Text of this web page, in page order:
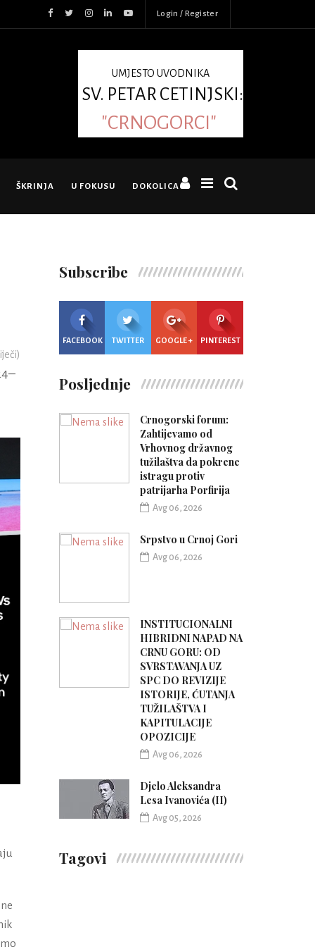
Login / Register
UMJESTO UVODNIKA
SV. PETAR CETINJSKI:
"CRNOGORCI"
ŠKRINJA U FOKUSU DOKOLICA
Subscribe
FACEBOOK TWITTER GOOGLE + PINTEREST
Posljednje
Crnogorski forum:
Zahtijevamo od
Vrhovnog državnog
tužilaštva da pokrene
istragu protiv
patrijarha Porfirija
Avg 06, 2026
Srpstvo u Crnoj Gori
Avg 06, 2026
INSTITUCIONALNI
HIBRIDNI NAPAD NA
CRNU GORU: OD
SVRSTAVANJA UZ
SPC DO REVIZIJE
ISTORIJE, ĆUTANJA
TUŽILAŠTVA I
KAPITULACIJE
OPOZICIJE
Avg 06, 2026
Djelo Aleksandra
Lesa Ivanovića (II)
Avg 05, 2026
Tagovi